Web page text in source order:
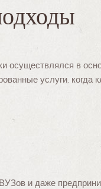
осуществлялся в
услуги, когда
и даже